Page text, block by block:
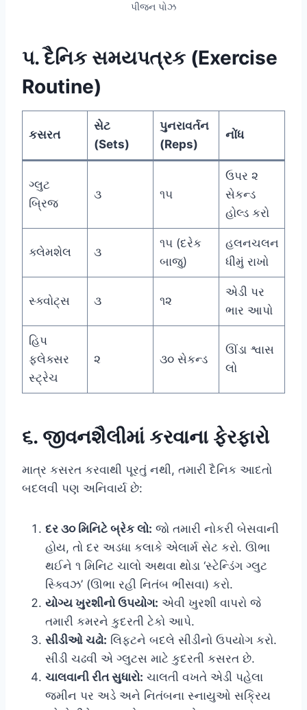
પીજન પોઝ
૫. દૈનિક સમયપત્રક (Exercise
Routine)
કસરત
સેટ
(Sets)
પુનરાવર્તન
(Reps)
નોંધ
ગ્લુટ
બ્રિજ
૩ ૧૫
ઉપર ૨
સેકન્ડ
હોલ્ડ કરો
ક્લેમશેલ ૩
૧૫ (દરેક
બાજુ)
હલનચલન
ધીમું રાખો
સ્ક્વોટ્સ ૩ ૧૨
એડી પર
ભાર આપો
હિપ
ફ્લેક્સર
સ્ટ્રેચ
૨ ૩૦ સેકન્ડ
ઊંડા શ્વાસ
લો
૬. જીવનશૈલીમાં કરવાના ફેરફારો
માત્ર કસરત કરવાથી પૂરતું નથી, તમારી દૈનિક આદતો
બદલવી પણ અનિવાર્ય છે:
દર ૩૦ મિનિટે બ્રેક લો: જો તમારી નોકરી બેસવાની
હોય, તો દર અડધા કલાકે એલાર્મ સેટ કરો. ઊભા
થઈને ૧ મિનિટ ચાલો અથવા થોડા ‘સ્ટેન્ડિંગ ગ્લુટ
સ્ક્વિઝ’ (ઊભા રહી નિતંબ ભીંસવા) કરો.
યોગ્ય ખુરશીનો ઉપયોગ: એવી ખુરશી વાપરો જે
તમારી કમરને કુદરતી ટેકો આપે.
સીડીઓ ચઢો: લિફ્ટને બદલે સીડીનો ઉપયોગ કરો.
સીડી ચઢવી એ ગ્લુટસ માટે કુદરતી કસરત છે.
ચાલવાની રીત સુધારો: ચાલતી વખતે એડી પહેલા
જમીન પર અડે અને નિતંબના સ્નાયુઓ સક્રિય